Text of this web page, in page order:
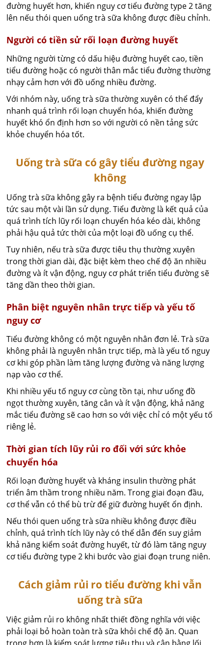
đường huyết hơn, khiến nguy cơ tiểu đường type 2 tăng
lên nếu thói quen uống trà sữa không được điều chỉnh.
Người có tiền sử rối loạn đường huyết
Những người từng có dấu hiệu đường huyết cao, tiền
tiểu đường hoặc có người thân mắc tiểu đường thường
nhạy cảm hơn với đồ uống nhiều đường.
Với nhóm này, uống trà sữa thường xuyên có thể đẩy
nhanh quá trình rối loạn chuyển hóa, khiến đường
huyết khó ổn định hơn so với người có nền tảng sức
khỏe chuyển hóa tốt.
Uống trà sữa có gây tiểu đường ngay
không
Uống trà sữa không gây ra bệnh tiểu đường ngay lập
tức sau một vài lần sử dụng. Tiểu đường là kết quả của
quá trình tích lũy rối loạn chuyển hóa kéo dài, không
phải hậu quả tức thời của một loại đồ uống cụ thể.
Tuy nhiên, nếu trà sữa được tiêu thụ thường xuyên
trong thời gian dài, đặc biệt kèm theo chế độ ăn nhiều
đường và ít vận động, nguy cơ phát triển tiểu đường sẽ
tăng dần theo thời gian.
Phân biệt nguyên nhân trực tiếp và yếu tố
nguy cơ
Tiểu đường không có một nguyên nhân đơn lẻ. Trà sữa
không phải là nguyên nhân trực tiếp, mà là yếu tố nguy
cơ khi góp phần làm tăng lượng đường và năng lượng
nạp vào cơ thể.
Khi nhiều yếu tố nguy cơ cùng tồn tại, như uống đồ
ngọt thường xuyên, tăng cân và ít vận động, khả năng
mắc tiểu đường sẽ cao hơn so với việc chỉ có một yếu tố
riêng lẻ.
Thời gian tích lũy rủi ro đối với sức khỏe
chuyển hóa
Rối loạn đường huyết và kháng insulin thường phát
triển âm thầm trong nhiều năm. Trong giai đoạn đầu,
cơ thể vẫn có thể bù trừ để giữ đường huyết ổn định.
Nếu thói quen uống trà sữa nhiều không được điều
chỉnh, quá trình tích lũy này có thể dẫn đến suy giảm
khả năng kiểm soát đường huyết, từ đó làm tăng nguy
cơ tiểu đường type 2 khi bước vào giai đoạn trung niên.
Cách giảm rủi ro tiểu đường khi vẫn
uống trà sữa
Việc giảm rủi ro không nhất thiết đồng nghĩa với việc
phải loại bỏ hoàn toàn trà sữa khỏi chế độ ăn. Quan